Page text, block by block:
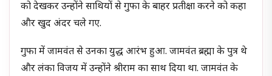
को देखकर उन्होंने साथियों से गुफा के बाहर प्रतीक्षा करने को कहा
और खुद अंदर चले गए.
गुफा में जामवंत से उनका युद्ध आरंभ हुआ. जामवंत ब्रह्मा के पुत्र थे
और लंका विजय में उन्होंने श्रीराम का साथ दिया था. जामवंत के